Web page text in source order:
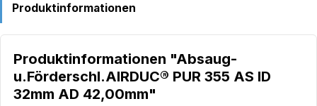
Produktinformationen
Produktinformationen "Absaug-
u.Förderschl.AIRDUC® PUR 355 AS ID
32mm AD 42,00mm"